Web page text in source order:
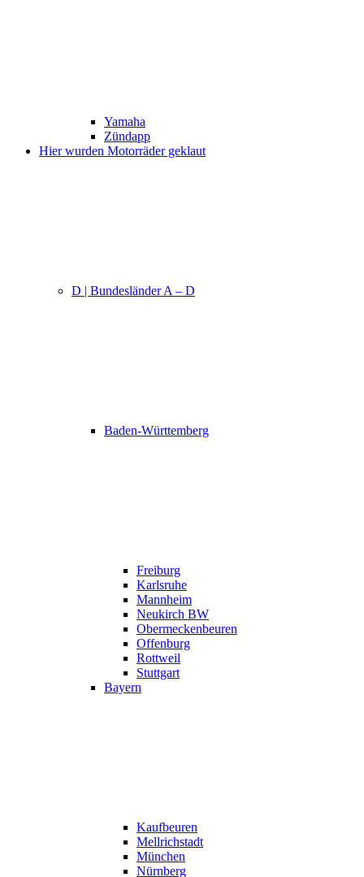
Yamaha
Zündapp
Hier wurden Motorräder geklaut
D | Bundesländer A – D
Baden-Württemberg
Freiburg
Karlsruhe
Mannheim
Neukirch BW
Obermeckenbeuren
Offenburg
Rottweil
Stuttgart
Bayern
Kaufbeuren
Mellrichstadt
München
Nürnberg